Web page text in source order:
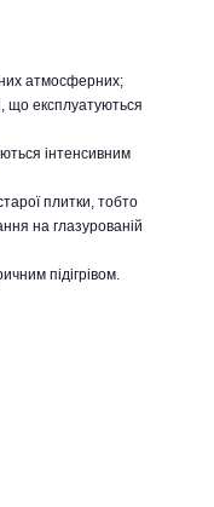
атмосферних;
що експлуатуються
інтенсивним
плитки, тобто
на глазурованій
підігрівом.